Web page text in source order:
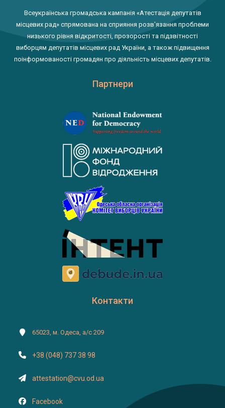
Всеукраїнська громадська кампанія «Атестація депутатів
місцевих рад» спрямована на сприяння розв'язання проблеми
низького рівня відкритості, прозорості та підзвітності
виборцям депутатів місцевих рад України, а також підвищення
поінформованості громадян про діяльність місцевих депутатів.
Партнери
Контакти
65023, м. Одеса, а/с 209
+38 (048) 737 38 98
attestation@cvu.od.ua
Facebook